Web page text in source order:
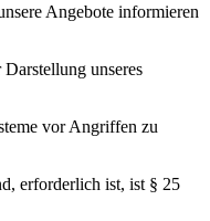
Angebote informieren
unseres
vor Angriffen zu
erforderlich ist, ist § 25